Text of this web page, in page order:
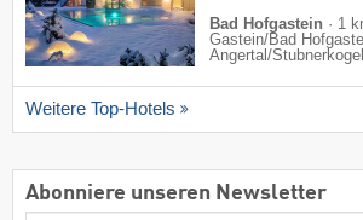
Bad Hofgastein · 1
Gastein/​Bad
Angertal/​Stubnerkogel
Weitere Top-Hotels
Abonniere unseren Newsletter